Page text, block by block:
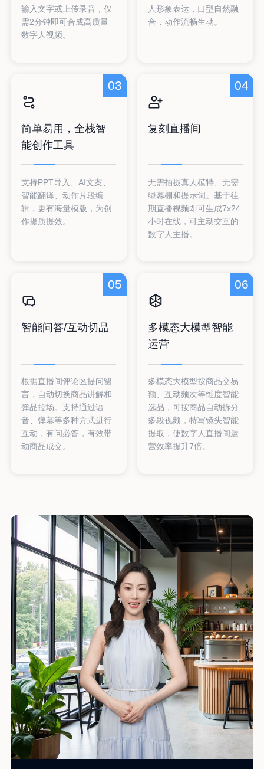
输入文字或上传录音，仅
需2分钟即可合成高质量
数字人视频。
人形象表达，口型自然融
合，动作流畅生动。
03
简单易用，全栈智
能创作工具
支持PPT导入、AI文案、
智能翻译、动作片段编
辑，更有海量模版，为创
作提质提效。
04
复刻直播间
无需拍摄真人模特、无需
绿幕棚和提示词。基于往
期直播视频即可生成7x24
小时在线，可主动交互的
数字人主播。
05
智能问答/互动切品
根据直播间评论区提问留
言，自动切换商品讲解和
弹品控场。支持通过语
音、弹幕等多种方式进行
互动，有问必答，有效带
动商品成交。
06
多模态大模型智能
运营
多模态大模型按商品交易
额、互动频次等维度智能
选品，可按商品自动拆分
多段视频，特写镜头智能
提取，使数字人直播间运
营效率提升7倍。